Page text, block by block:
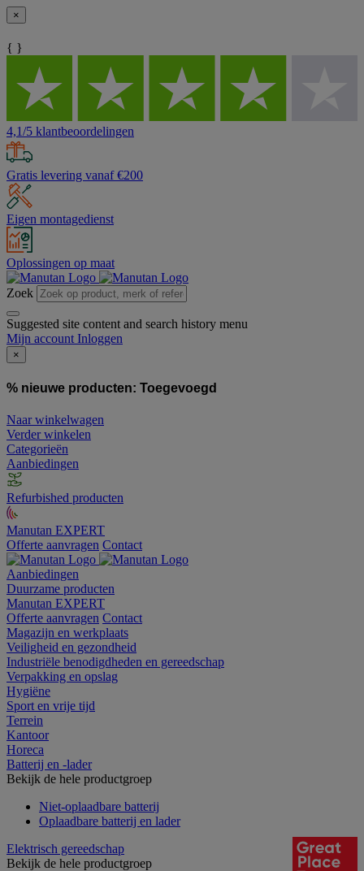
×
{ }
4,1/5 klantbeoordelingen
Gratis levering vanaf €200
Eigen montagedienst
Oplossingen op maat
Zoek
Suggested site content and search history menu
Mijn account Inloggen
×
% nieuwe producten: Toegevoegd
Naar winkelwagen
Verder winkelen
Categorieën
Aanbiedingen
Refurbished producten
Manutan EXPERT
Offerte aanvragen Contact
Aanbiedingen
Duurzame producten
Manutan EXPERT
Offerte aanvragen Contact
Magazijn en werkplaats
Veiligheid en gezondheid
Industriële benodigdheden en gereedschap
Verpakking en opslag
Hygiëne
Sport en vrije tijd
Terrein
Kantoor
Horeca
Batterij en -lader
Bekijk de hele productgroep
Niet-oplaadbare batterij
Oplaadbare batterij en lader
Elektrisch gereedschap
Bekijk de hele productgroep